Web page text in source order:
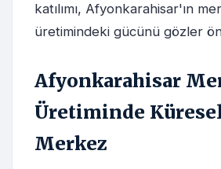
katılımı, Afyonkarahisar'ın
üretimindeki gücünü gözler
Afyonkarahisar
Üretiminde
Merkez